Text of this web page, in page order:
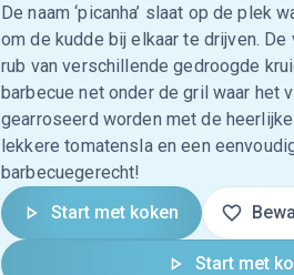
De naam ‘picanha’ slaat op de plek
om de kudde bij elkaar te drijven.
rub van verschillende gedroogde
barbecue net onder de gril waar het
gearroseerd worden met de
lekkere tomatensla en een
barbecuegerecht!
Start met koken
Start met